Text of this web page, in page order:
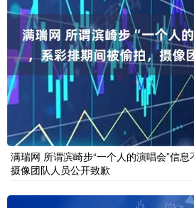
满瑞网 所谓滨崎步“一个人的演唱会”信息
摄像团队人员公开致歉